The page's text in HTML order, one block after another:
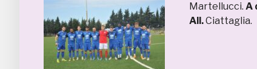
Martellucci. A
All.Ciattaglia.